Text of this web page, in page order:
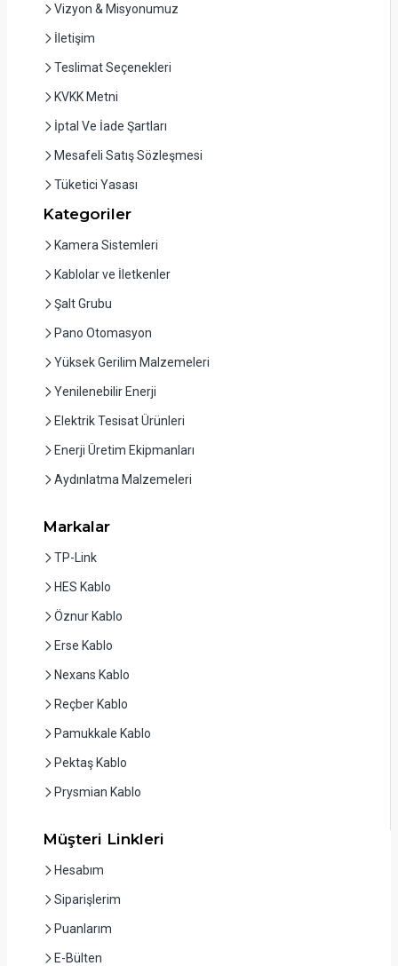
Vizyon & Misyonumuz
İletişim
Teslimat Seçenekleri
KVKK Metni
İptal Ve İade Şartları
Mesafeli Satış Sözleşmesi
Tüketici Yasası
Kategoriler
Kamera Sistemleri
Kablolar ve İletkenler
Şalt Grubu
Pano Otomasyon
Yüksek Gerilim Malzemeleri
Yenilenebilir Enerji
Elektrik Tesisat Ürünleri
Enerji Üretim Ekipmanları
Aydınlatma Malzemeleri
Markalar
TP-Link
HES Kablo
Öznur Kablo
Erse Kablo
Nexans Kablo
Reçber Kablo
Pamukkale Kablo
Pektaş Kablo
Prysmian Kablo
Müşteri Linkleri
Hesabım
Siparişlerim
Puanlarım
E-Bülten